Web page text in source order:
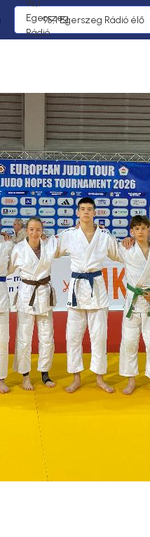
95,1 Egerszeg Rádió élő